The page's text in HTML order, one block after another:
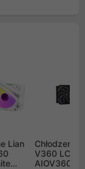
Lian
Chłodzenie
V360 LCD
AIOV360B)